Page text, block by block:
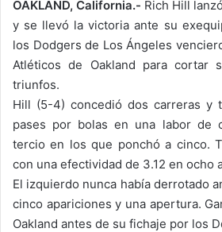
OAKLAND, California.- Rich Hill
y se llevó la victoria ante su
los Dodgers de Los Ángeles
Atléticos de Oakland para cortar
triunfos.
Hill (5-4) concedió dos carreras y
pases por bolas en una labor de
tercio en los que ponchó a cinco.
con una efectividad de 3.12 en ocho
El izquierdo nunca había derrotado
cinco apariciones y una apertura.
Oakland antes de su fichaje por los